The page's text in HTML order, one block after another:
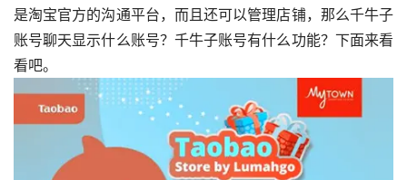
是淘宝官方的沟通平台，而且还可以管理店铺，那么千牛子
账号聊天显示什么账号？千牛子账号有什么功能？下面来看
看吧。